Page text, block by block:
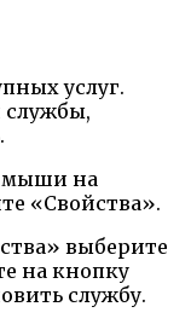
услуг.
службы,
мыши на
«Свойства».
выберите
на кнопку
службу.